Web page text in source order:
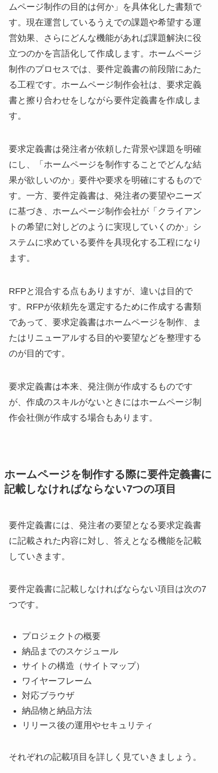
ムページ制作の目的は何か」を具体化した書類で
す。現在運営しているうえでの課題や希望する運
営効果、さらにどんな機能があれば課題解決に役
立つのかを言語化して作成します。ホームページ
制作のプロセスでは、要件定義書の前段階にあた
る工程です。ホームページ制作会社は、要求定義
書と擦り合わせをしながら要件定義書を作成しま
す。
要求定義書は発注者が依頼した背景や課題を明確
にし、「ホームページを制作することでどんな結
果が欲しいのか」要件や要求を明確にするもので
す。一方、要件定義書は、発注者の要望やニーズ
に基づき、ホームページ制作会社が「クライアン
トの希望に対しどのように実現していくのか」シ
ステムに求めている要件を具現化する工程になり
ます。
RFPと混合する点もありますが、違いは目的で
す。RFPが依頼先を選定するために作成する書類
であって、要求定義書はホームページを制作、ま
たはリニューアルする目的や要望などを整理する
のが目的です。
要求定義書は本来、発注側が作成するものです
が、作成のスキルがないときにはホームページ制
作会社側が作成する場合もあります。
ホームページを制作する際に要件定義書に
記載しなければならない7つの項目
要件定義書には、発注者の要望となる要求定義書
に記載された内容に対し、答えとなる機能を記載
していきます。
要件定義書に記載しなければならない項目は次の7
つです。
プロジェクトの概要
納品までのスケジュール
サイトの構造（サイトマップ）
ワイヤーフレーム
対応ブラウザ
納品物と納品方法
リリース後の運用やセキュリティ
それぞれの記載項目を詳しく見ていきましょう。